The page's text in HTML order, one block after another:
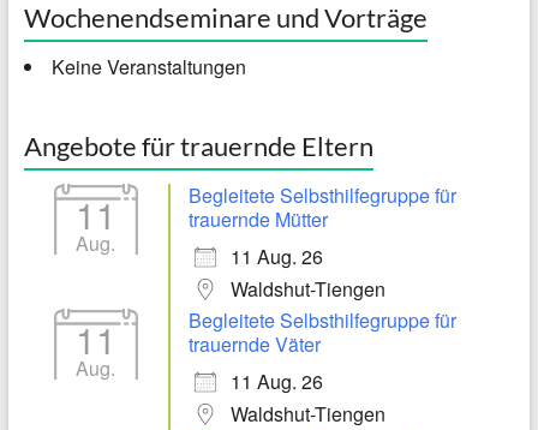
Wochenendseminare und Vorträge
Keine Veranstaltungen
Angebote für trauernde Eltern
11
Aug.
Begleitete Selbsthilfegruppe für
trauernde Mütter
11 Aug. 26
Waldshut-Tiengen
11
Aug.
Begleitete Selbsthilfegruppe für
trauernde Väter
11 Aug. 26
Waldshut-Tiengen